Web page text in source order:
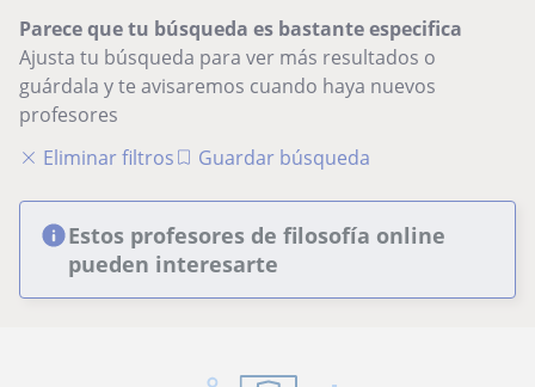
Parece que tu búsqueda es bastante especifica
Ajusta tu búsqueda para ver más resultados o
guárdala y te avisaremos cuando haya nuevos
profesores
Eliminar filtros
Guardar búsqueda
Estos profesores de filosofía online
pueden interesarte